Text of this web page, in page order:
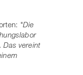
"Die
Das vereint